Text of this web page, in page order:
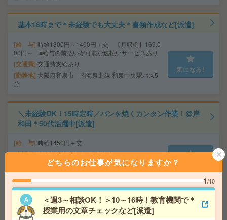
基本16時まで＊未経験でも大丈夫＊書類作成など[派遣]
給 与 時給1300円～1400円＋交 【月収例】169,0
00円～ ■給与の前払いが可能な速払いサービスあり
交通費 交通費支給あり
勤務地 大阪府和泉市 南海泉北線 和泉中央駅バス5
分
気になる!
＼未経験OK！15時定時／パンを焼くカンタン作業！@岸
和田＊50代活躍中[派遣]
給 与 時給1450円＋交
交通費 ◆交通費実費支給※当社規定あり
JR阪和線 東岸和田駅 徒歩12分/南海本線 岸和
田駅 徒歩17分
気になる!
【3名募集】人気の非営利団体＊未経験OK＊もくもくデ
ータ入力[派遣]
どちらのお仕事が気になりますか？
1/10
＜週3～相談OK！＞10～16時！教育機関で＊
授業用の文章チェックなど[派遣]